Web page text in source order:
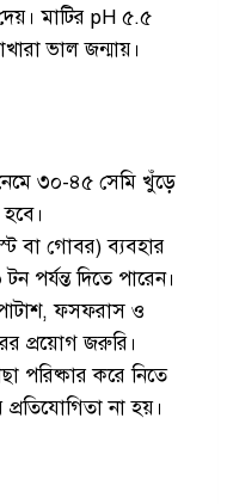
মাটির pH ৫.৫
ভাল জন্মায়।
৩০-৪৫ সেমি খুঁড়ে
বা গোবর) ব্যবহার
পর্যন্ত দিতে পারেন।
ফসফরাস ও
প্রয়োগ জরুরি।
পরিষ্কার করে নিতে
না হয়।